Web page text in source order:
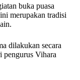
buka puasa
merupakan tradisi
dilakukan secara
pengurus Vihara